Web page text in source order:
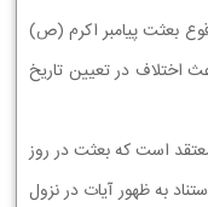
بعثت پیامبر اکرم (ص)
در تعیین تاریخ
است که بعثت در روز
به ظهور آیات در نزول